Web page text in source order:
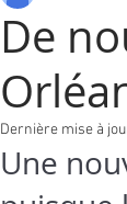
De
Dernière mise à
Une